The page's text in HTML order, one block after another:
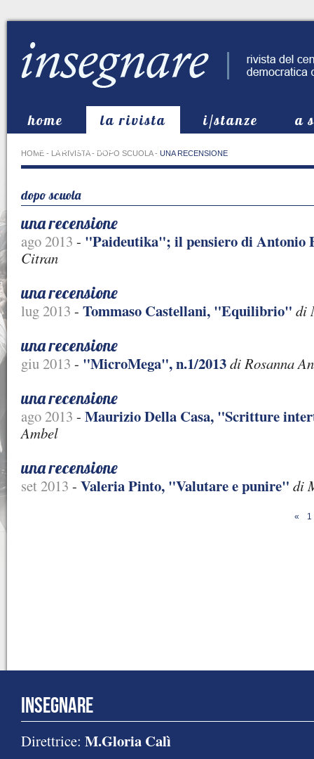
home la rivista i/stanze
a
in evidenza
HOME - LA RIVISTA- DOPO SCUOLA- UNA RECENSIONE
dopo scuola
una recensione
ago 2013 - "Paideutika"; il pensiero di Antonio
Citran
una recensione
lug 2013 - Tommaso Castellani, "Equilibrio" di
una recensione
giu 2013 - "MicroMega", n.1/2013di Rosanna
una recensione
ago 2013 - Maurizio Della Casa, "Scritture
Ambel
una recensione
set 2013 - Valeria Pinto, "Valutare e punire" di
« 1
INSEGNARE
Direttrice: M.Gloria Calì